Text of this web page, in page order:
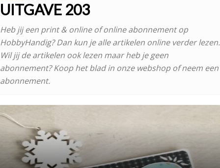
UITGAVE 203
Heb jij een print & online of online abonnement op
HobbyHandig? Dan kun je alle artikelen online verder lezen.
Wil jij de artikelen ook lezen maar heb je geen
abonnement? Koop het blad in onze webshop of neem een
abonnement.